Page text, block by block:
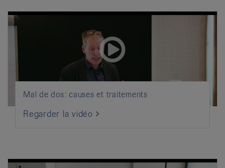
Mal de dos: causes et traitements
Regarder la vidéo